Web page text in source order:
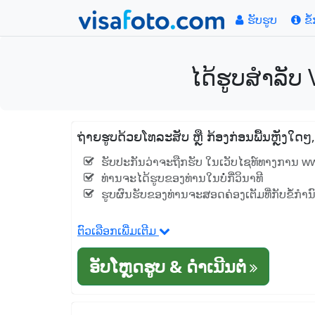
ຮັບຮູບ
ໄດ້ຮູບສໍາລັບ
ຖ່າຍຮູບດ້ວຍໂທລະສັບ ຫຼື ກ້ອງກ່ອນພື້ນຫຼັງໃດໆ,
ຮັບປະກັນວ່າຈະຖືກຮັບ ໃນເວັບໄຊທ໌ທາງການ
ທ່ານຈະໄດ້ຮູບຂອງທ່ານໃນບໍ່ກີ່ວິນາທີ
ຮູບຜົນຮັບຂອງທ່ານຈະສອດຄ່ອງເຕັມທີ່ກັບຂໍ້ກໍ
ຕົວເລືອກເພີ່ມເຕີມ
ອັບໂຫຼດຮູບ & ດໍາເນີນຕໍ່